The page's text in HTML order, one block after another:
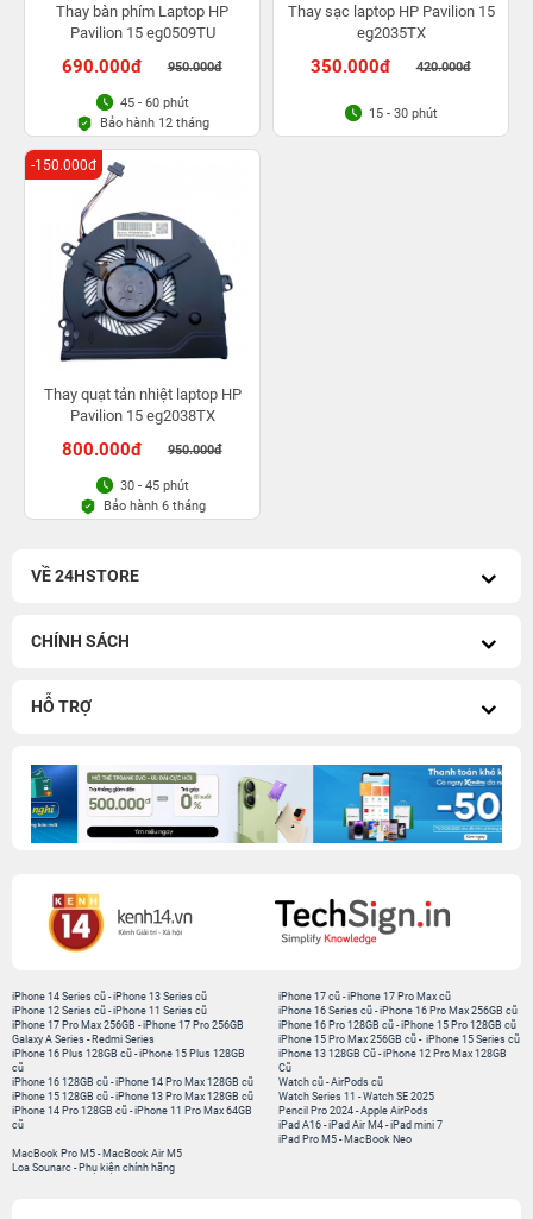
Thay bàn phím Laptop HP
Pavilion 15 eg0509TU
690.000đ 950.000đ
45 - 60 phút
Bảo hành 12 tháng
Thay sạc laptop HP Pavilion 15
eg2035TX
350.000đ 420.000đ
15 - 30 phút
Thay quạt tản nhiệt laptop HP
Pavilion 15 eg2038TX
800.000đ 950.000đ
-150.000đ
30 - 45 phút
Bảo hành 6 tháng
VỀ 24HSTORE
CHÍNH SÁCH
HỖ TRỢ
iPhone 14 Series cũ -iPhone 13 Series cũ
iPhone 12 Series cũ -iPhone 11 Series cũ
iPhone 17 Pro Max 256GB -iPhone 17 Pro 256GB
Galaxy A Series - Redmi Series
iPhone 17 cũ -iPhone 17 Pro Max cũ
iPhone 16 Series cũ - iPhone 16 Pro Max 256GB cũ
iPhone 16 Pro 128GB cũ -iPhone 15 Pro 128GB cũ
iPhone 15 Pro Max 256GB cũ - iPhone 15 Series cũ
iPhone 16 Plus 128GB cũ -iPhone 15 Plus 128GB
cũ
iPhone 16 128GB cũ -iPhone 14 Pro Max 128GB cũ
iPhone 15 128GB cũ -iPhone 13 Pro Max 128GB cũ
iPhone 14 Pro 128GB cũ -iPhone 11 Pro Max 64GB
cũ
iPhone 13 128GB Cũ -iPhone 12 Pro Max 128GB
Cũ
Watch cũ -AirPods cũ
Watch Series 11 -Watch SE 2025
Pencil Pro 2024 -Apple AirPods
iPad A16 -iPad Air M4 -iPad mini 7
iPad Pro M5 - MacBook Neo
MacBook Pro M5 - MacBook Air M5
Loa Sounarc - Phụ kiện chính hãng